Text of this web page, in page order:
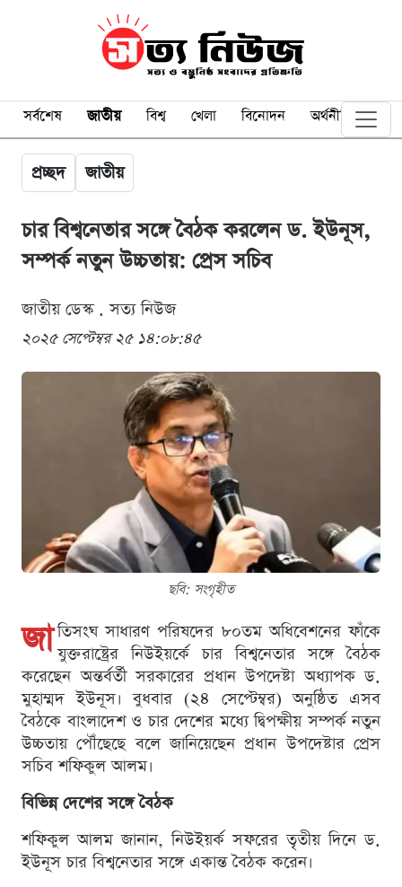
সর্বশেষ জাতীয় বিশ্ব খেলা বিনোদন অর্থনীতি
প্রচ্ছদ জাতীয়
চার বিশ্বনেতার সঙ্গে বৈঠক করলেন ড. ইউনূস,
সম্পর্ক নতুন উচ্চতায়: প্রেস সচিব
জাতীয় ডেস্ক . সত্য নিউজ
২০২৫ সেপ্টেম্বর ২৫ ১৪:০৮:৪৫
ছবি: সংগৃহীত
জা তিসংঘ সাধারণ পরিষদের ৮০তম অধিবেশনের ফাঁকে
যুক্তরাষ্ট্রের নিউইয়র্কে চার বিশ্বনেতার সঙ্গে বৈঠক
করেছেন অন্তর্বর্তী সরকারের প্রধান উপদেষ্টা অধ্যাপক ড.
মুহাম্মদ ইউনূস। বুধবার (২৪ সেপ্টেম্বর) অনুষ্ঠিত এসব
বৈঠকে বাংলাদেশ ও চার দেশের মধ্যে দ্বিপক্ষীয় সম্পর্ক নতুন
উচ্চতায় পৌঁছেছে বলে জানিয়েছেন প্রধান উপদেষ্টার প্রেস
সচিব শফিকুল আলম।
বিভিন্ন দেশের সঙ্গে বৈঠক
শফিকুল আলম জানান, নিউইয়র্ক সফরের তৃতীয় দিনে ড.
ইউনূস চার বিশ্বনেতার সঙ্গে একান্ত বৈঠক করেন।